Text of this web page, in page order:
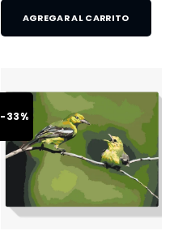
AGREGAR AL CARRITO
-33%